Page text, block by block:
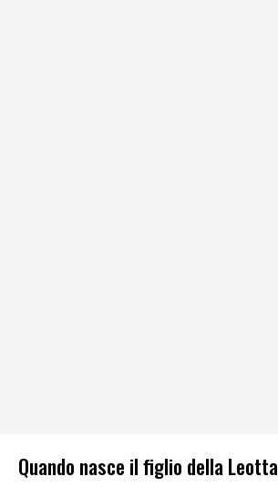
Quando nasce il figlio della Leotta